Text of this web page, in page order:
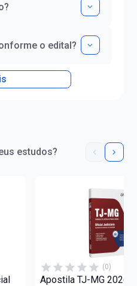
o edital?
estudos?
(0)
Apostila TJ-MG 2026